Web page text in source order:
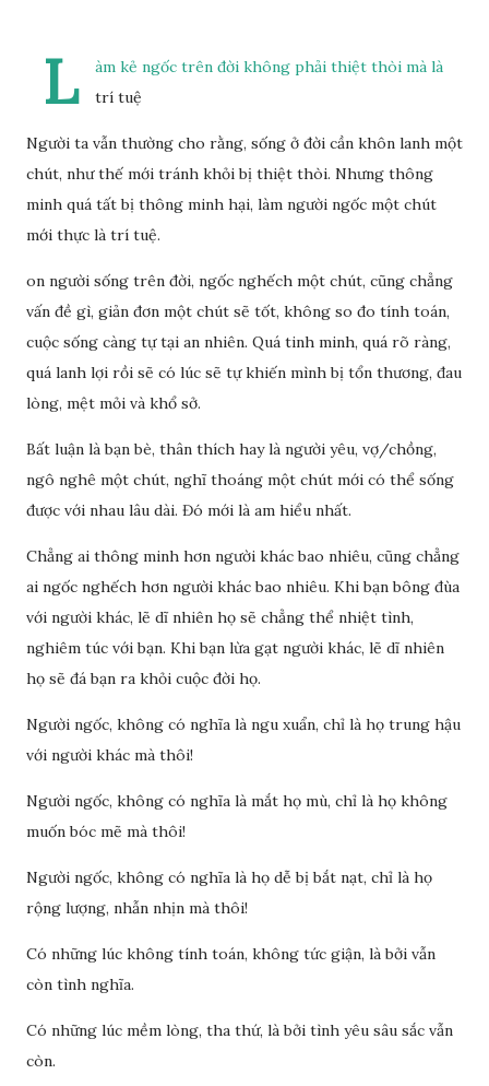
L
àm kẻ ngốc trên đời không phải thiệt thòi mà là
trí tuệ
Người ta vẫn thường cho rằng, sống ở đời cần khôn lanh một
chút, như thế mới tránh khỏi bị thiệt thòi. Nhưng thông
minh quá tất bị thông minh hại, làm người ngốc một chút
mới thực là trí tuệ.
on người sống trên đời, ngốc nghếch một chút, cũng chẳng
vấn đề gì, giản đơn một chút sẽ tốt, không so đo tính toán,
cuộc sống càng tự tại an nhiên. Quá tinh minh, quá rõ ràng,
quá lanh lợi rồi sẽ có lúc sẽ tự khiến mình bị tổn thương, đau
lòng, mệt mỏi và khổ sở.
Bất luận là bạn bè, thân thích hay là người yêu, vợ/chồng,
ngô nghê một chút, nghĩ thoáng một chút mới có thể sống
được với nhau lâu dài. Đó mới là am hiểu nhất.
Chẳng ai thông minh hơn người khác bao nhiêu, cũng chẳng
ai ngốc nghếch hơn người khác bao nhiêu. Khi bạn bông đùa
với người khác, lẽ dĩ nhiên họ sẽ chẳng thể nhiệt tình,
nghiêm túc với bạn. Khi bạn lừa gạt người khác, lẽ dĩ nhiên
họ sẽ đá bạn ra khỏi cuộc đời họ.
Người ngốc, không có nghĩa là ngu xuẩn, chỉ là họ trung hậu
với người khác mà thôi!
Người ngốc, không có nghĩa là mắt họ mù, chỉ là họ không
muốn bóc mẽ mà thôi!
Người ngốc, không có nghĩa là họ dễ bị bắt nạt, chỉ là họ
rộng lượng, nhẫn nhịn mà thôi!
Có những lúc không tính toán, không tức giận, là bởi vẫn
còn tình nghĩa.
Có những lúc mềm lòng, tha thứ, là bởi tình yêu sâu sắc vẫn
còn.